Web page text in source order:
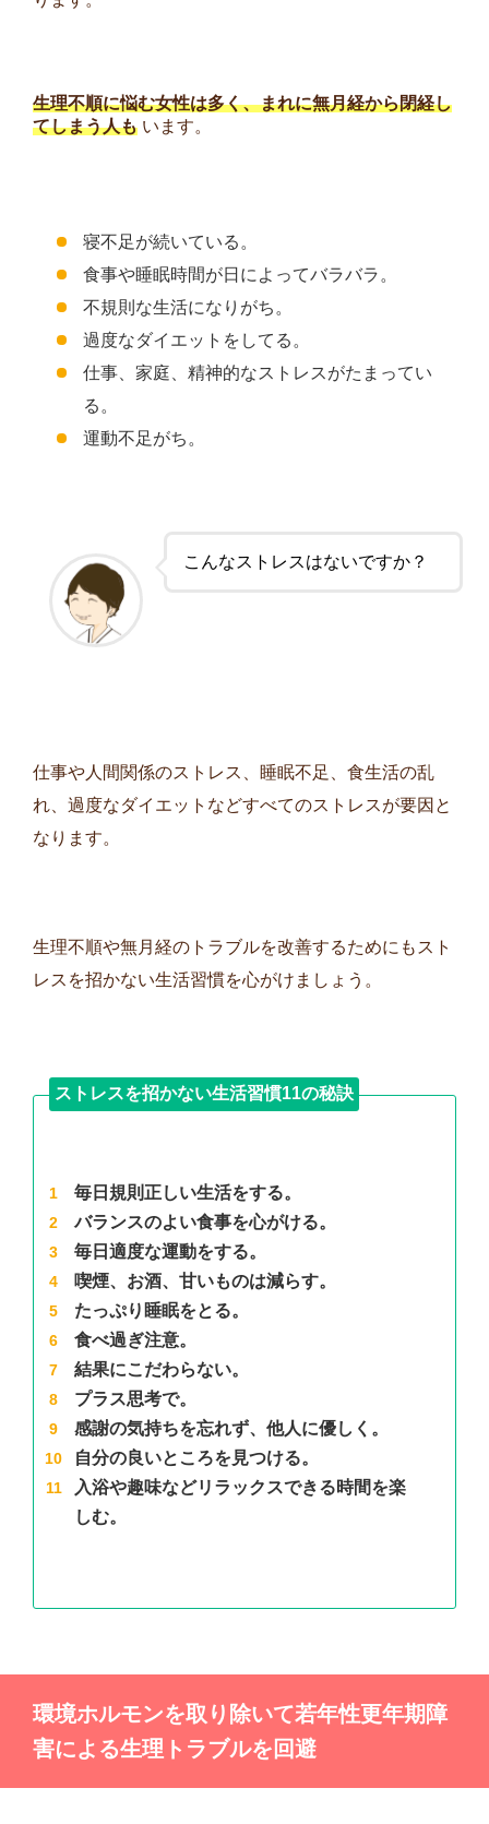
生理不順に悩む女性は多く、まれに無月経から閉経し
てしまう人も います。
寝不足が続いている。
食事や睡眠時間が日によってバラバラ。
不規則な生活になりがち。
過度なダイエットをしてる。
仕事、家庭、精神的なストレスがたまってい
る。
運動不足がち。
こんなストレスはないですか？
仕事や人間関係のストレス、睡眠不足、食生活の乱
れ、過度なダイエットなどすべてのストレスが要因と
なります。
生理不順や無月経のトラブルを改善するためにもスト
レスを招かない生活習慣を心がけましょう。
ストレスを招かない生活習慣11の秘訣
毎日規則正しい生活をする。
バランスのよい食事を心がける。
毎日適度な運動をする。
喫煙、お酒、甘いものは減らす。
たっぷり睡眠をとる。
食べ過ぎ注意。
結果にこだわらない。
プラス思考で。
感謝の気持ちを忘れず、他人に優しく。
自分の良いところを見つける。
入浴や趣味などリラックスできる時間を楽
しむ。
環境ホルモンを取り除いて若年性更年期障
害による生理トラブルを回避